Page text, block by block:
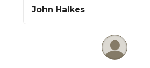
John Halkes